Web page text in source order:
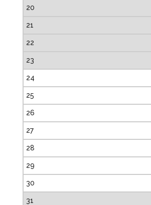
20
21
22
23
24
25
26
27
28
29
30
31